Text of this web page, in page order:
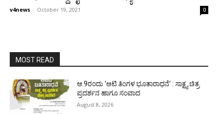
v4news - October 19, 2021 0
MOST READ
ಆ.9ರಂದು ‘ಆಟಿ ತಿಂಗಳ ಭೂತಾರಾಧನೆ’ : ಸಾಕ್ಷ್ಯ ಚಿತ್ರ
ಪ್ರದರ್ಶನ ಹಾಗೂ ಸಂವಾದ
August 8, 2026